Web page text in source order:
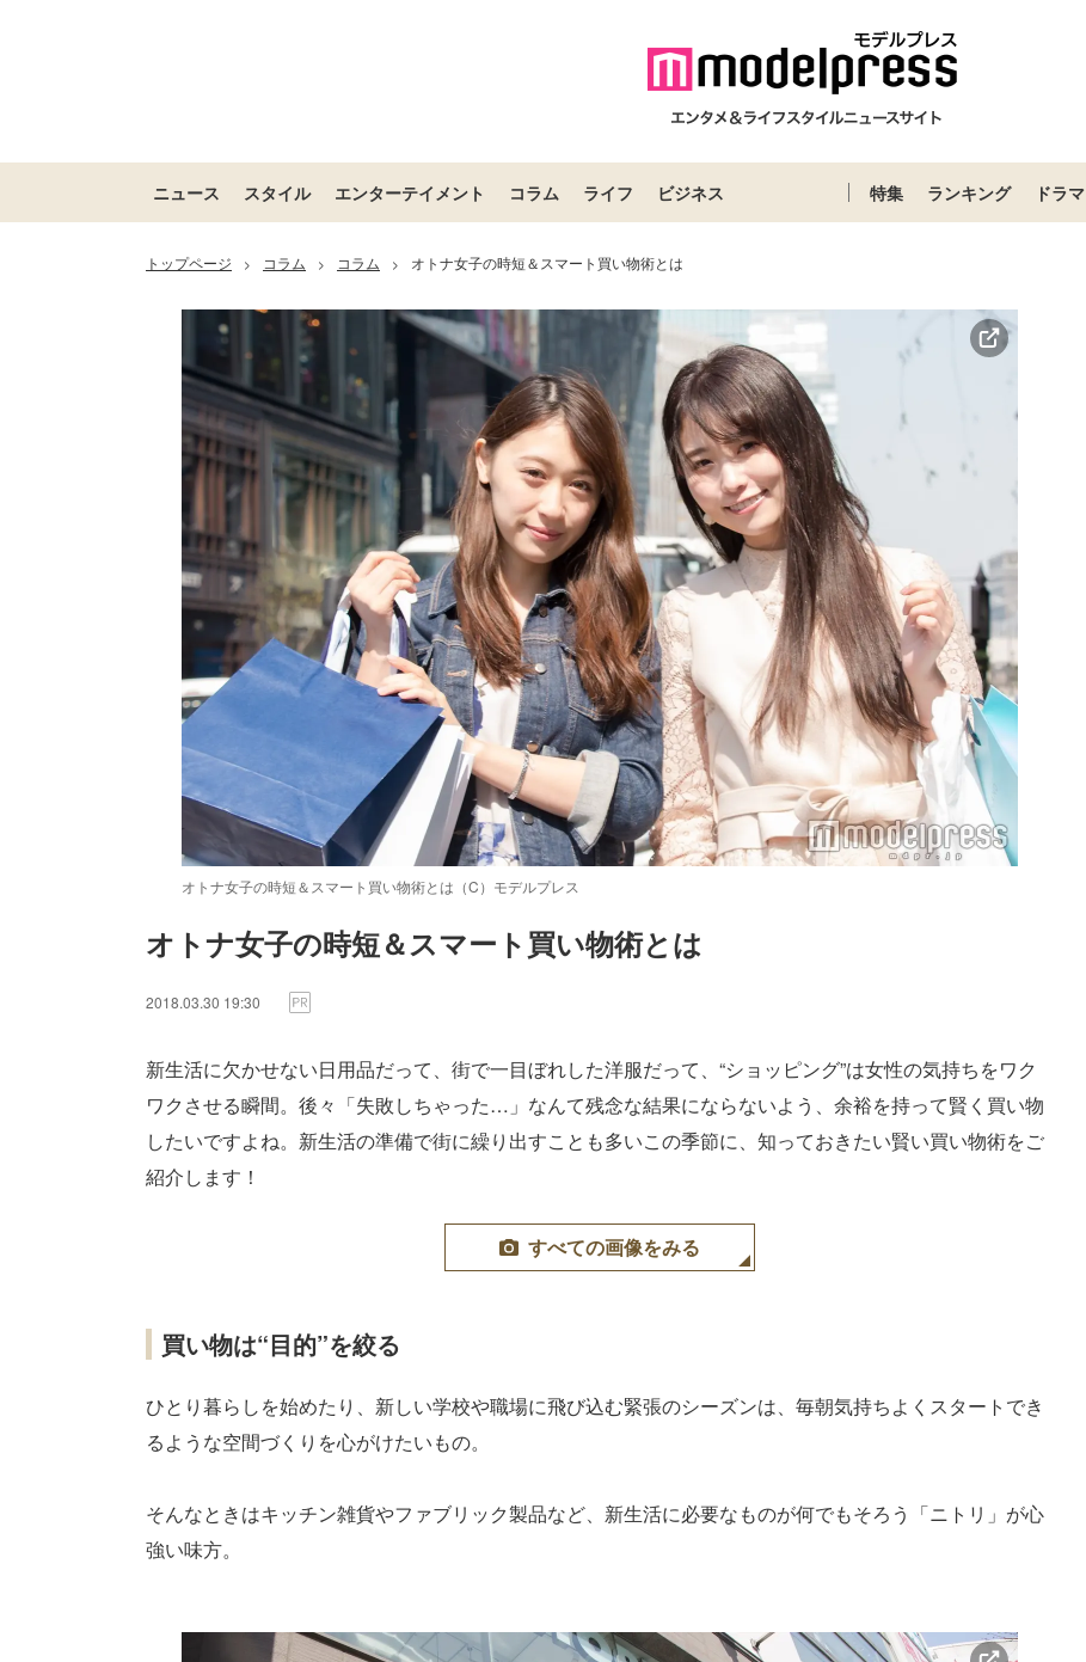
ニュース スタイル エンターテイメント コラム ライフ ビジネス 特集 ランキング ドラマ
トップページ > コラム > コラム > オトナ女子の時短＆スマート買い物術とは
オトナ女子の時短＆スマート買い物術とは（C）モデルプレス
オトナ女子の時短＆スマート買い物術とは
2018.03.30 19:30
新生活に欠かせない日用品だって、街で一目ぼれした洋服だって、“ショッピング”は女性の気持ちをワク
ワクさせる瞬間。後々「失敗しちゃった…」なんて残念な結果にならないよう、余裕を持って賢く買い物
したいですよね。新生活の準備で街に繰り出すことも多いこの季節に、知っておきたい賢い買い物術をご
紹介します！
すべての画像をみる
買い物は“目的”を絞る
ひとり暮らしを始めたり、新しい学校や職場に飛び込む緊張のシーズンは、毎朝気持ちよくスタートでき
るような空間づくりを心がけたいもの。
そんなときはキッチン雑貨やファブリック製品など、新生活に必要なものが何でもそろう「ニトリ」が心
強い味方。